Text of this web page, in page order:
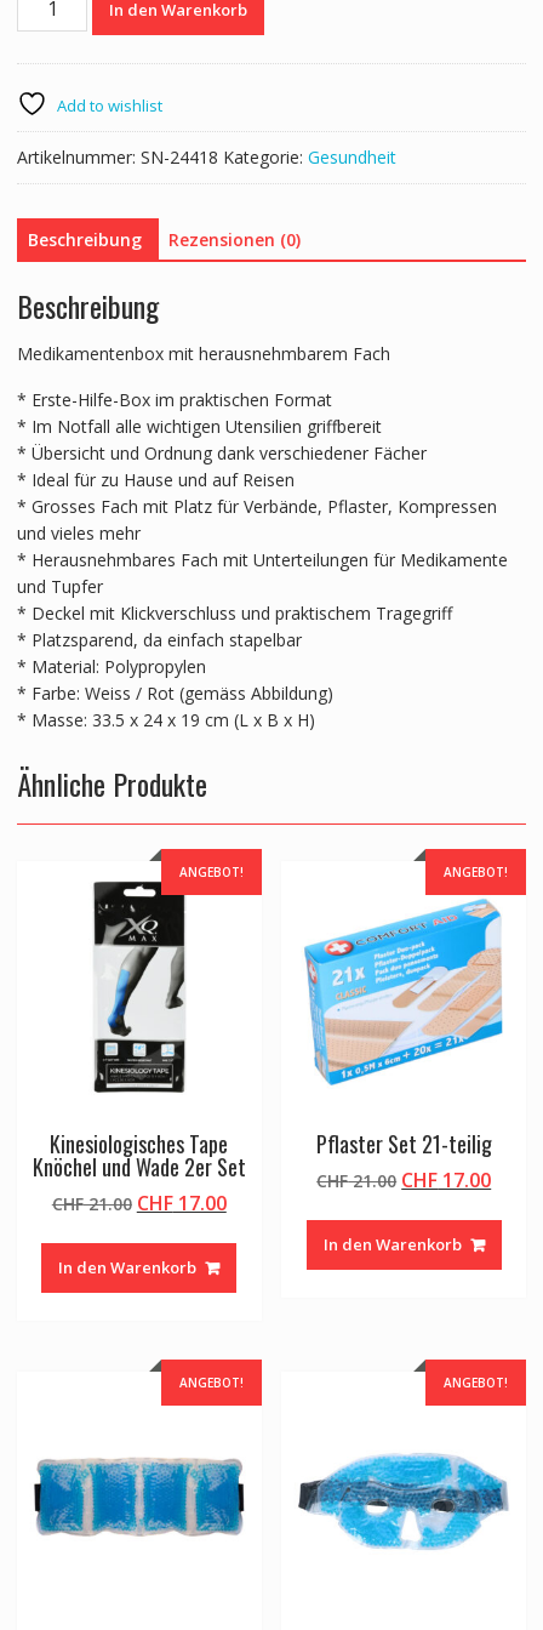
Hilfe-
33
x
24
x
cm
Menge
In den Warenkorb
Add to wishlist
Artikelnummer: SN-24418 Kategorie: Gesundheit
Beschreibung Rezensionen (0)
Beschreibung
Medikamentenbox mit herausnehmbarem Fach
* Erste-Hilfe-Box im praktischen Format
* Im Notfall alle wichtigen Utensilien griffbereit
* Übersicht und Ordnung dank verschiedener Fächer
* Ideal für zu Hause und auf Reisen
* Grosses Fach mit Platz für Verbände, Pflaster, Kompressen
und vieles mehr
* Herausnehmbares Fach mit Unterteilungen für Medikamente
und Tupfer
* Deckel mit Klickverschluss und praktischem Tragegriff
* Platzsparend, da einfach stapelbar
* Material: Polypropylen
* Farbe: Weiss / Rot (gemäss Abbildung)
* Masse: 33.5 x 24 x 19 cm (L x B x H)
Ähnliche Produkte
ANGEBOT!
Kinesiologisches Tape
Knöchel und Wade 2er Set
CHF21.00 Ursprünglicher
war:
CHF 21.00
CHF17.00Aktueller
In den Warenkorb
ANGEBOT!
Pflaster Set 21-teilig
CHF21.00 Ursprünglicher
war:
CHF 21.00
CHF 17.00
In den Warenkorb
ANGEBOT! ANGEBOT!